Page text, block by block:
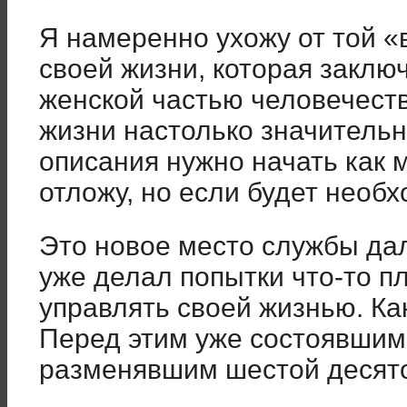
Я намеренно ухожу от той
своей жизни, которая
женской частью
жизни настолько
описания нужно начать как
отложу, но если будет
Это новое место службы
уже делал попытки что-то
управлять своей жизнью.
Перед этим уже
разменявшим шестой